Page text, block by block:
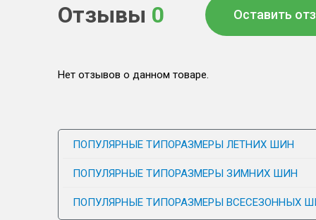
Отзывы 0 Оставить
Нет отзывов о данном товаре.
ПОПУЛЯРНЫЕ ТИПОРАЗМЕРЫ ЛЕТНИХ ШИН
ПОПУЛЯРНЫЕ ТИПОРАЗМЕРЫ ЗИМНИХ ШИН
ПОПУЛЯРНЫЕ ТИПОРАЗМЕРЫ ВСЕСЕЗОННЫХ